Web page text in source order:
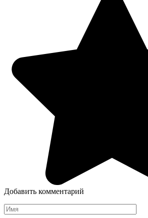
Добавить комментарий
Имя